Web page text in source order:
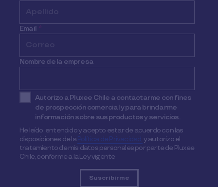
Email *
Nombre de la empresa
Autorizo a Pluxee Chile a contactarme con fines
de prospección comercial y para brindarme
información sobre sus productos y servicios.
He leído, entendido y acepto estar de acuerdo con las
disposiciones de laPolítica de Privacidad,y autorizo el
tratamiento de mis datos personales por parte de Pluxee
Chile, conforme a la Ley vigente